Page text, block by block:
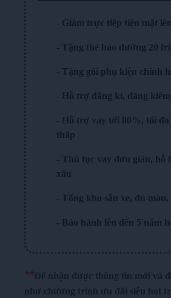
- Giảm trực tiếp tiền mặt
- Tặng thẻ bảo dưỡng 20
- Tặng gói phụ kiện chính
- Hỗ trợ đăng kí, đăng
- Hỗ trợ vay tới 80%, tối đa
thấp
- Thủ tục vay đơn giản, hỗ
xấu
- Tổng kho sẵn xe, đủ màu,
- Bảo hành lên đến 5 năm
**